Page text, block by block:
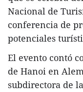
Nacional de
conferencia de
potenciales
El evento contó
de Hanoi en
subdirectora de